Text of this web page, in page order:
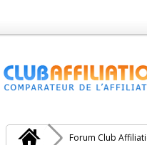
Forum Club